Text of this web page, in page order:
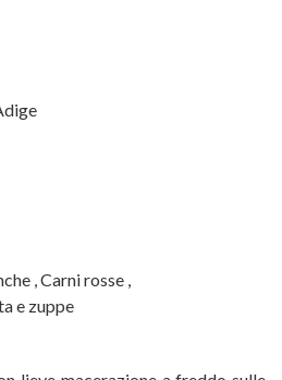
,Carni rosse ,
e zuppe